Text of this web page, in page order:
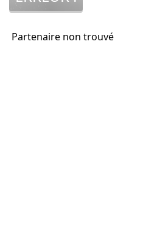
Partenaire non trouvé